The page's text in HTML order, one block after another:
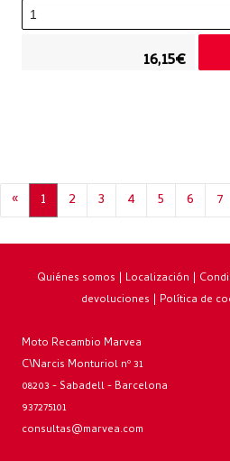
16,15€
« 1 2 3 4 5 6 7
Quiénes somos | Localización |
devoluciones | Política de
Moto Recambio Marvea
C\Narcis Monturiol nº 31
08203 - Sabadell - Barcelona
937275101
consultas@marvea.com